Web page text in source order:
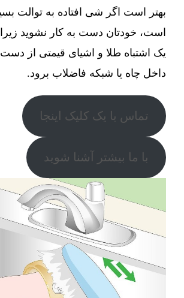
بهتر است اگر شی افتاده به توالت
است، خودتان دست به کار نشوید
یک اشتباه طلا و اشیای قیمتی از
داخل چاه یا شبکه فاضلاب برود.
تماس با یک کلیک اینجا
با ما بیشتر آشنا شوید